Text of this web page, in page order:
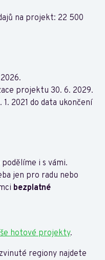
na projekt: 22 500
projektu 30. 6. 2029.
1. 2021 do data ukončení
i s vámi.
jen pro radu nebo
bezplatné
hotové projekty.
regiony najdete